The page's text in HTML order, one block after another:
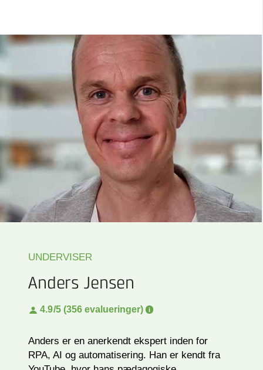
UNDERVISER
Anders Jensen
4.9/5 (356 evalueringer)
Anders er en anerkendt ekspert inden for
RPA, AI og automatisering. Han er kendt fra